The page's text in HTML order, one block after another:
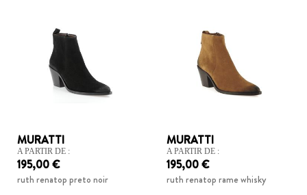
MURATTI
A PARTIR DE :
195,00 €
ruth renatop preto noir
MURATTI
A PARTIR DE :
195,00 €
ruth renatop rame whisky